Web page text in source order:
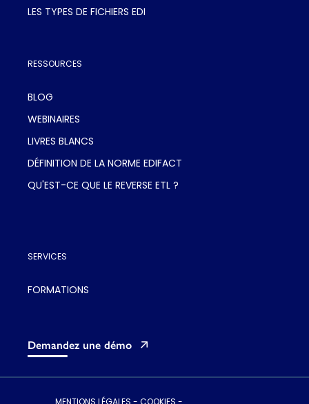
LES TYPES DE FICHIERS EDI
RESSOURCES
BLOG
WEBINAIRES
LIVRES BLANCS
DÉFINITION DE LA NORME EDIFACT
QU'EST-CE QUE LE REVERSE ETL ?
SERVICES
FORMATIONS
Demandez une démo